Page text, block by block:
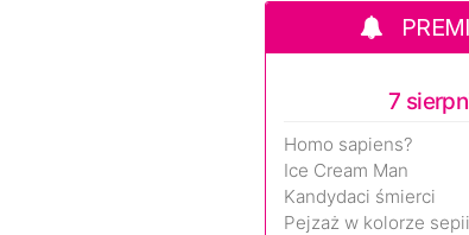
7
Homo sapiens?
Ice Cream Man
Kandydaci śmierci
Pejzaż w kolorze sepii